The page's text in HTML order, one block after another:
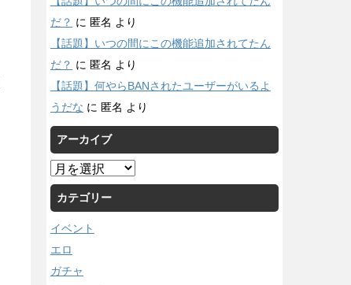
だ？ に 匿名 より
【話題】いつの間にこの機能追加されてたん
だ？ に 匿名 より
【話題】何やらBANされたユーザーがいるよ
うだな に 匿名 より
アーカイブ
ア
ー
カ
イ
ブ
カテゴリー
イベント
エロ
ガチャ